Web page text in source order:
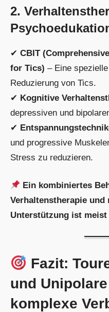
2.
✔ CBIT
for Tics) – Eine
Reduzierung von Tics.
✔ Kognitive
depressiven und
✔
und progressive
Stress zu reduzieren.
Ein kombiniertes
Verhaltenstherapie und
Unterstützung ist
Fazit:
und
komplexe